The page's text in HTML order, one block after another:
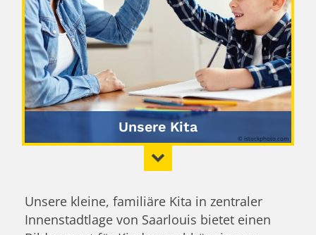
Unsere Kita
© istockphoto.com
Unsere kleine, familiäre Kita in zentraler
Innenstadtlage von Saarlouis bietet einen